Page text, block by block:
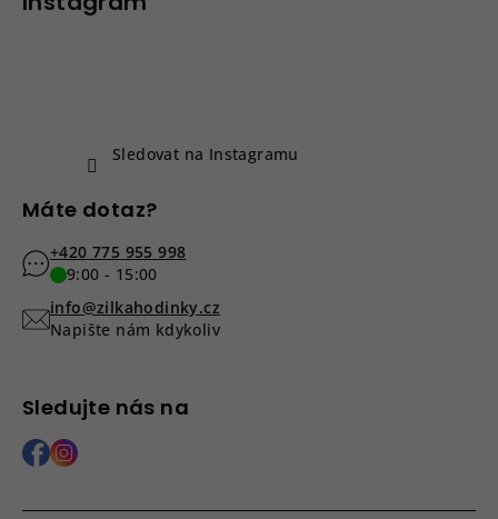
Sledovat na Instagramu
Máte dotaz?
+420 775 955 998
9:00 - 15:00
info@zilkahodinky.cz
Napište nám kdykoliv
Sledujte nás na